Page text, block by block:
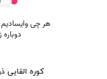
کوره القایی